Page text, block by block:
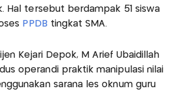
Hal tersebut berdampak 51 siswa
PPDB tingkat SMA.
Kejari Depok, M Arief Ubaidillah
operandi praktik manipulasi nilai
sarana les oknum guru